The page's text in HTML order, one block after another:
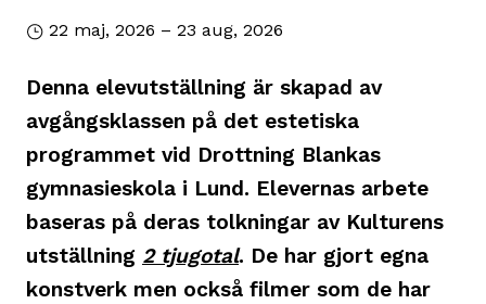
22 maj, 2026 – 23 aug, 2026
Denna elevutställning är skapad av
avgångsklassen på det estetiska
programmet vid Drottning Blankas
gymnasieskola i Lund. Elevernas arbete
baseras på deras tolkningar av Kulturens
utställning 2 tjugotal. De har gjort egna
konstverk men också filmer som de har